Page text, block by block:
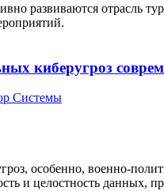
развиваются отрасль
киберугроз
Системы
особенно, военно-
и целостность данных,